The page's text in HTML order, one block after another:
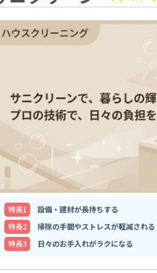
特⻑1
設備・建材が長持ちする
特⻑2
掃除の手間やストレスが軽減される
特⻑3
日々のお手入れがラクになる